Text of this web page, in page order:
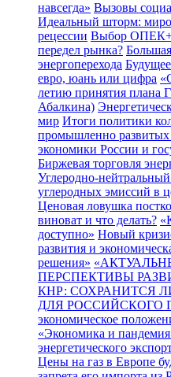
навсегда» Вызовы
Идеальный шторм:
рецессии Выбор ОПЕК+:
передел рынка?
энергоперехода
евро, юань или цифра
летию принятия
Абалкина)
мир Итоги политики
промышленно развитых
экономики России и
Биржевая торговля
Углеродно-
углеродных эмиссий в
Ценовая ловушка
виноват и что делать?
доступно» Новый
развития и
решения»
ПЕРСПЕКТИВЫ
КНР: СОХРАНИТСЯ
ДЛЯ РОССИЙСКОГО
экономическое
«Экономика и
энергетического
Цены на газ в Европе